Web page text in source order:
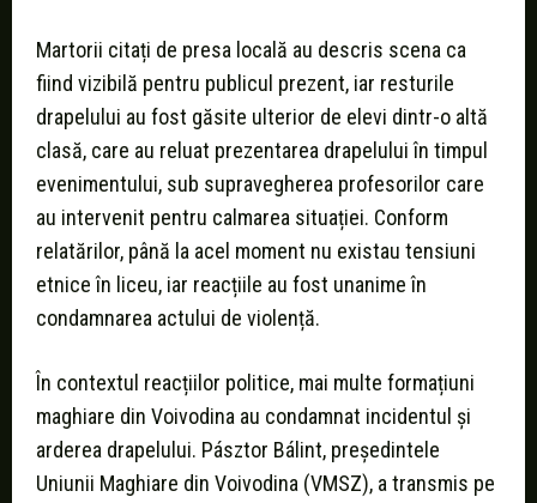
Martorii citați de presa locală au descris scena ca
fiind vizibilă pentru publicul prezent, iar resturile
drapelului au fost găsite ulterior de elevi dintr-o altă
clasă, care au reluat prezentarea drapelului în timpul
evenimentului, sub supravegherea profesorilor care
au intervenit pentru calmarea situației. Conform
relatărilor, până la acel moment nu existau tensiuni
etnice în liceu, iar reacțiile au fost unanime în
condamnarea actului de violență.
În contextul reacțiilor politice, mai multe formațiuni
maghiare din Voivodina au condamnat incidentul și
arderea drapelului. Pásztor Bálint, președintele
Uniunii Maghiare din Voivodina (VMSZ), a transmis pe